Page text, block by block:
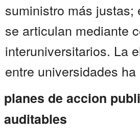
suministro más justas;
se articulan mediante
interuniversitarios. La
entre universidades ha
planes de accion
auditables